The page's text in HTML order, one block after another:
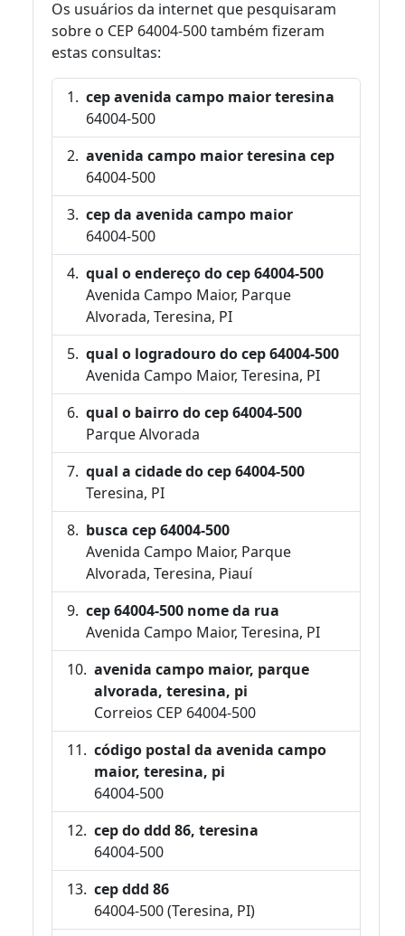
Os usuários da internet que pesquisaram
sobre o CEP 64004-500 também fizeram
estas consultas:
cep avenida campo maior teresina
64004-500
avenida campo maior teresina cep
64004-500
cep da avenida campo maior
64004-500
qual o endereço do cep 64004-500
Avenida Campo Maior, Parque
Alvorada, Teresina, PI
qual o logradouro do cep 64004-500
Avenida Campo Maior, Teresina, PI
qual o bairro do cep 64004-500
Parque Alvorada
qual a cidade do cep 64004-500
Teresina, PI
busca cep 64004-500
Avenida Campo Maior, Parque
Alvorada, Teresina, Piauí
cep 64004-500 nome da rua
Avenida Campo Maior, Teresina, PI
avenida campo maior, parque
alvorada, teresina, pi
Correios CEP 64004-500
código postal da avenida campo
maior, teresina, pi
64004-500
cep do ddd 86, teresina
64004-500
cep ddd 86
64004-500 (Teresina, PI)